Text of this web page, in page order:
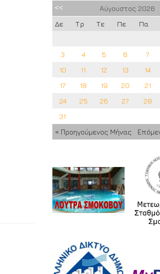
Αύγουστος 2026
Δε
Τρ Τε Πε Πα
3
4 5 6 7
10
11 12 13 14
17
18 19 20 21
24
25 26 27 28
31
« Προηγούμενος Μήνας